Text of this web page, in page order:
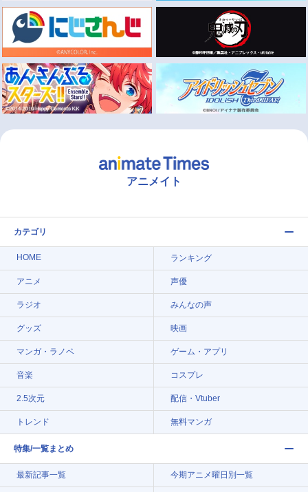
アニメイト
カテゴリ
HOME ランキング
アニメ 声優
ラジオ みんなの声
グッズ 映画
マンガ・ラノベ ゲーム・アプリ
音楽 コスプレ
2.5次元 配信・Vtuber
トレンド 無料マンガ
特集/一覧まとめ
最新記事一覧 今期アニメ曜日別一覧